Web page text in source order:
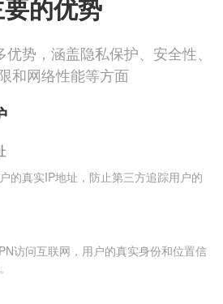
的优势
势，涵盖隐私保护、安全性、
和网络性能等方面
的真实IP地址，防止第三方追踪用户的
访问互联网，用户的真实身份和位置信